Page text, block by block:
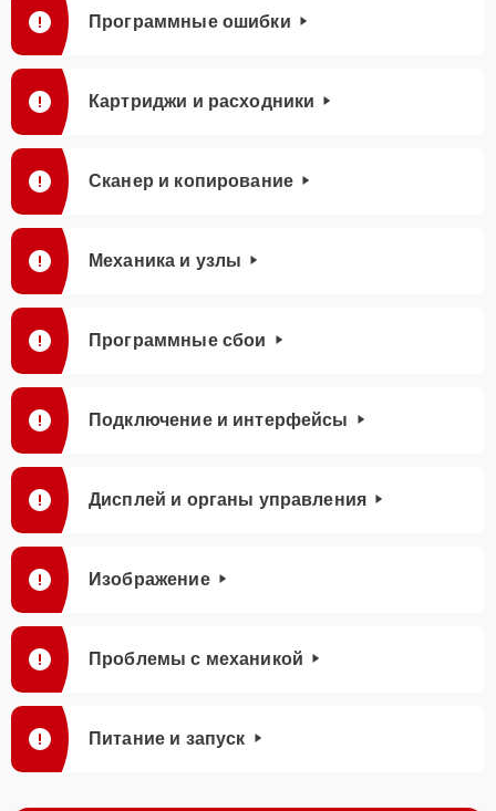
Программные ошибки
Картриджи и расходники
Сканер и копирование
Механика и узлы
Программные сбои
Подключение и интерфейсы
Дисплей и органы управления
Изображение
Проблемы с механикой
Питание и запуск